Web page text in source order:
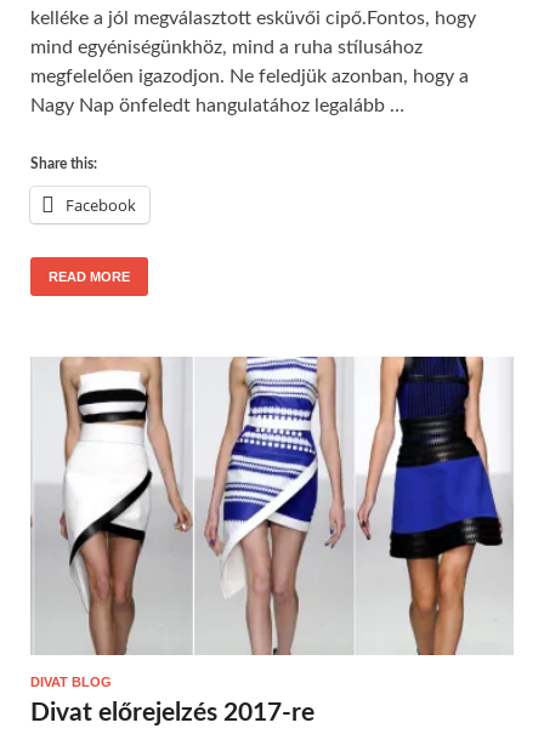
kelléke a jól megválasztott esküvői cipő.Fontos, hogy
mind egyéniségünkhöz, mind a ruha stílusához
megfelelően igazodjon. Ne feledjük azonban, hogy a
Nagy Nap önfeledt hangulatához legalább …
Share this:
Facebook
READ MORE
DIVAT BLOG
Divat előrejelzés 2017-re